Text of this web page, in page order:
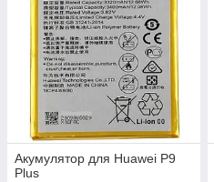
Акумулятор для Huawei P9
Plus